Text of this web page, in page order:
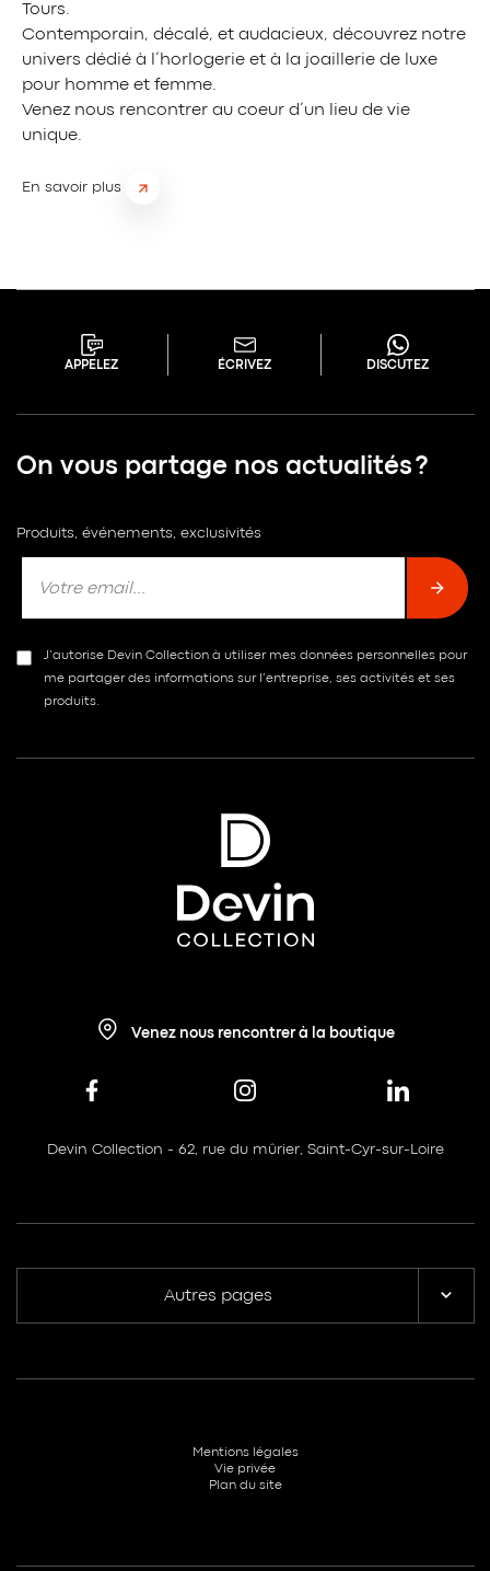
Tours.
Contemporain, décalé, et audacieux, découvrez notre
univers dédié à l’horlogerie et à la joaillerie de luxe
pour homme et femme.
Venez nous rencontrer au coeur d’un lieu de vie
unique.
En savoir plus
APPELEZ ÉCRIVEZ DISCUTEZ
On vous partage nos actualités ?
Produits, événements, exclusivités
J’autorise Devin Collection à utiliser mes données personnelles pour
me partager des informations sur l’entreprise, ses activités et ses
produits.
Venez nous rencontrer à la boutique
Devin Collection - 62, rue du mûrier, Saint-Cyr-sur-Loire
Autres pages
Mentions légales
Vie privée
Plan du site